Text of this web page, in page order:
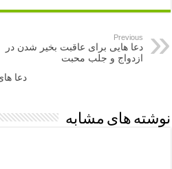
Previous
دعا هایی برای عاقبت بخیر شدن در
ازدواج و جلب محبت
دعا
نوشته های مشابه